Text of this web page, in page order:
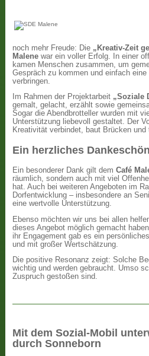
noch mehr Freude: Die „Kreativ-Zeit
Malene war ein voller Erfolg. In einer
kamen Menschen zusammen, um
Gespräch zu kommen und einfach
verbringen.
Im Rahmen der Projektarbeit „Soziale
gemalt, gelacht, erzählt sowie
Sogar die Abendbrotteller wurden mit
Unterstützung liebevoll gestaltet. Der
Kreativität verbindet, baut Brücken und
Ein herzliches Dankeschön
Ein besonderer Dank gilt demCafé
räumlich, sondern auch mit viel
hat. Auch bei weiteren Angeboten im
Dorfentwicklung – insbesondere an
eine wertvolle Unterstützung.
Ebenso möchten wir uns bei allen
dieses Angebot möglich gemacht
ihr Engagement gab es ein
und mit großer Wertschätzung.
Die positive Resonanz zeigt: Solche
wichtig und werden gebraucht. Umso
Zuspruch gestoßen sind.
Mit dem Sozial-Mobil
durch Sonneborn